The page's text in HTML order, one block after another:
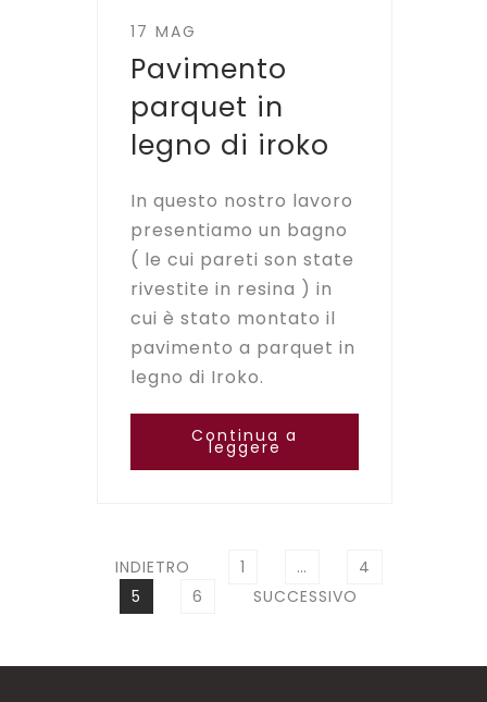
17 MAG
Pavimento
parquet in
legno di iroko
In questo nostro lavoro
presentiamo un bagno
( le cui pareti son state
rivestite in resina ) in
cui è stato montato il
pavimento a parquet in
legno di Iroko.
Continua a
leggere
degli
articoli
INDIETRO PAGINA
1 … PAGINA
4
PAGINA
5 PAGINA
6 SUCCESSIVO